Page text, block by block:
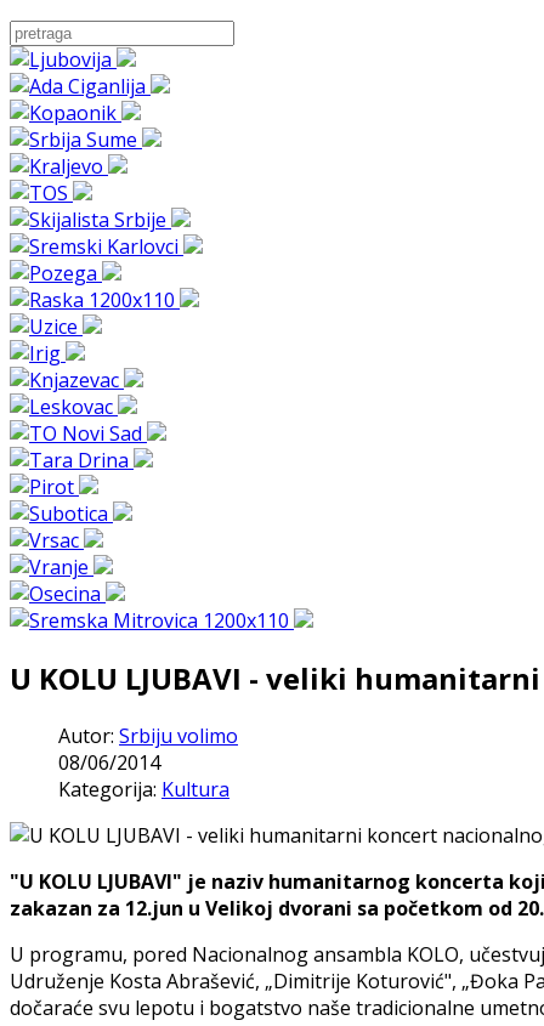
U KOLU LJUBAVI - veliki
Autor: Srbiju volimo
08/06/2014
Kategorija: Kultura
"U KOLU LJUBAVI" je naziv humanitarnog koncerta
zakazan za 12.jun u Velikoj dvorani sa početkom od
U programu, pored Nacionalnog ansambla KOLO,
Udruženje Kosta Abrašević, „Dimitrije Koturović", „Đoka
dočaraće svu lepotu i bogatstvo naše tradicionalne